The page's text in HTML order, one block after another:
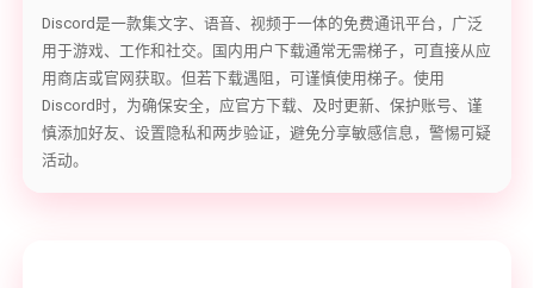
Discord是一款集文字、语音、视频于一体的免费通讯平台，广泛
用于游戏、工作和社交。国内用户下载通常无需梯子，可直接从应
用商店或官网获取。但若下载遇阻，可谨慎使用梯子。使用
Discord时，为确保安全，应官方下载、及时更新、保护账号、谨
慎添加好友、设置隐私和两步验证，避免分享敏感信息，警惕可疑
活动。